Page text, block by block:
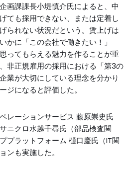
画課課長小堤慎介氏によると、中
ても採用できない、または定着し
られない状況だという。賃上げは
かに「この会社で働きたい！」
ってもらえる魅力を作ることが重
非正規雇用の採用における「第3の
業が大切にしている理念を分かり
ジになると評価した。
レーションサービス 藤原崇史氏
ニクロ水越千尋氏（部品検査関
プラットフォーム 樋口慶氏（IT関
ンも実施した。